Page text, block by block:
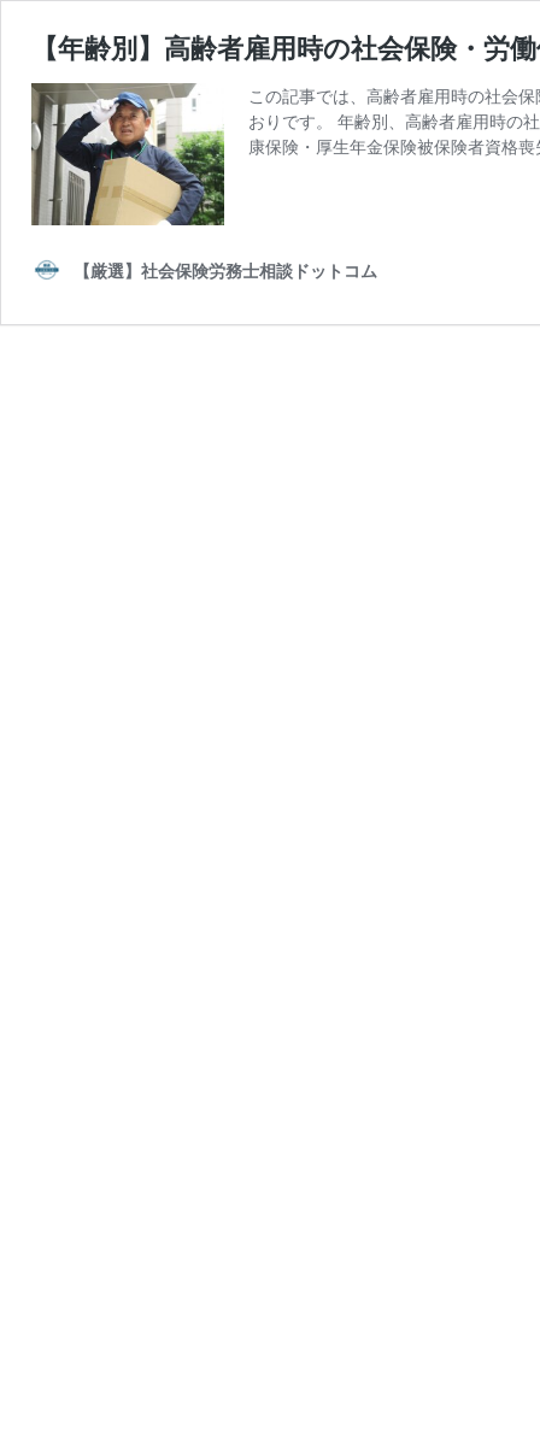
【年齢別】高齢者雇用時の社会保険・労
この記事では、高齢者雇用時の社会
おりです。 年齢別、高齢者雇用時の
康保険・厚生年金保険被保険者資格
【厳選】社会保険労務士相談ドットコム